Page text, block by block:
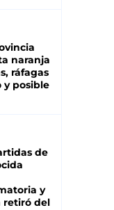
naranja
ráfagas
y posible
de
y
retiró del